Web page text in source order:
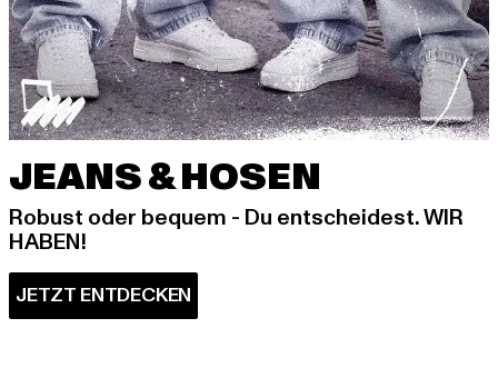
JEANS & HOSEN
Robust oder bequem - Du entscheidest. WIR
HABEN!